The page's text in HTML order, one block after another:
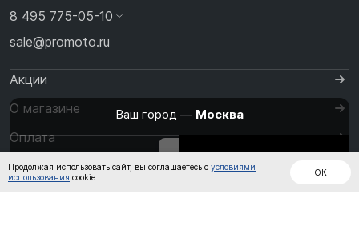
Дождевики Куртки Шлемы
8 495 775-05-10
sale@promoto.ru
Акции
О магазине
Оплата
Доставка
Ваш город — Москва
ОК
Продолжая использовать сайт, вы соглашаетесь с условиями
использования cookie.